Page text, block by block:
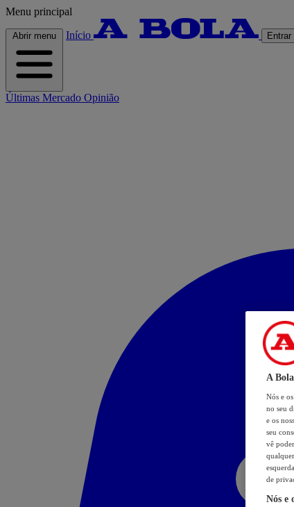
Menu principal
Abrir menu Início Entrar
Últimas Mercado Opinião
A
Nós e
no seu
e os
seu
vê
de
Nós e